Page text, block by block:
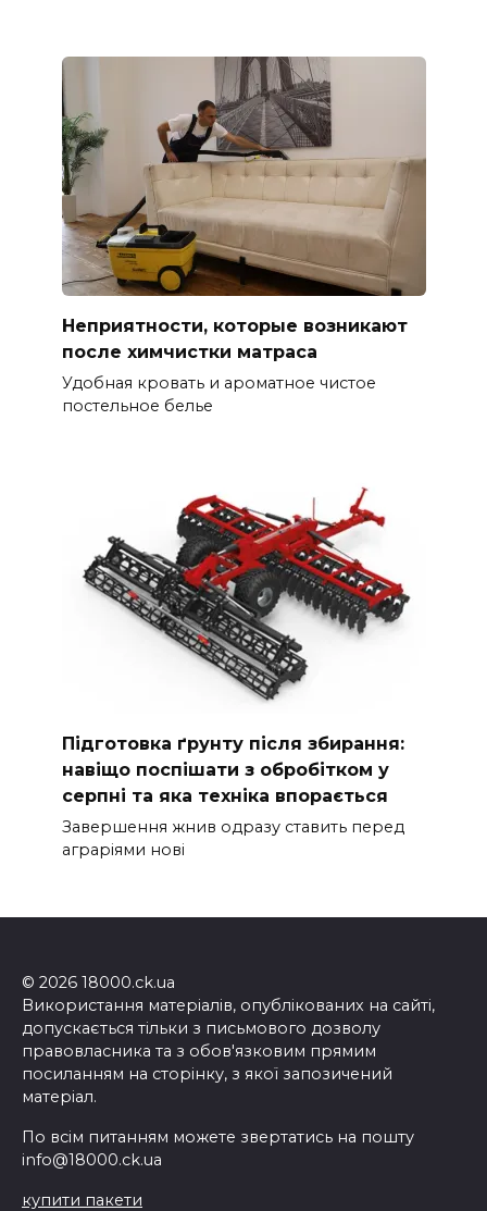
Неприятности, которые возникают
после химчистки матраса
Удобная кровать и ароматное чистое
постельное белье
Підготовка ґрунту після збирання:
навіщо поспішати з обробітком у
серпні та яка техніка впорається
Завершення жнив одразу ставить перед
аграріями нові
© 2026 18000.ck.ua
Використання матеріалів, опублікованих на сайті,
допускається тільки з письмового дозволу
правовласника та з обов'язковим прямим
посиланням на сторінку, з якої запозичений
матеріал.
По всім питанням можете звертатись на пошту
info@18000.ck.ua
купити пакети